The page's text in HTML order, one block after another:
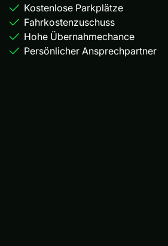
Kostenlose Parkplätze
Fahrkostenzuschuss
Hohe Übernahmechance
Persönlicher Ansprechpartner